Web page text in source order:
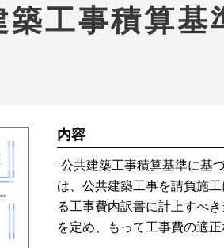
築工事積算
内容
‐公共建築工事積算基準に基
は、公共建築工事を請負施
る工事費内訳書に計上すべ
を定め、もって工事費の適